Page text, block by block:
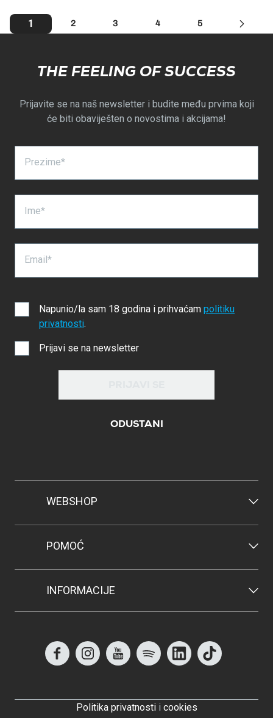
1 2 3 4 5
THE FEELING OF SUCCESS
Prijavite se na naš newsletter i budite među prvima koji
će biti obaviješten o novostima i akcijama!
Prezime*
Ime*
Email*
Napunio/la sam 18 godina i prihvaćam politiku
privatnosti.
Prijavi se na newsletter
ODUSTANI
WEBSHOP
POMOĆ
INFORMACIJE
Politika privatnostii cookies